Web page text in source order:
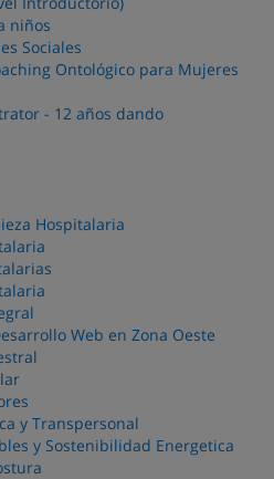
niños
Sociales
Ontológico para Mujeres
- 12 años dando
Hospitalaria
Web en Zona Oeste
y Transpersonal
y Sostenibilidad Energetica